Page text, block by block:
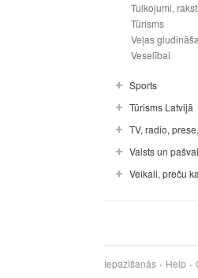
Tulkojumi,
Tūrisms
Veļas
Veselībai
Sports
Tūrisms Latvijā
TV, radio,
Valsts un
Veikali, preču
Iepazīšanās Help